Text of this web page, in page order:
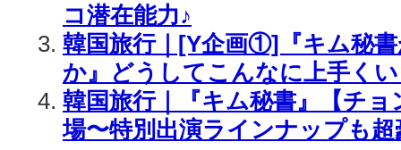
コ潜在能力♪
韓国旅行｜[Y企画①]『キム秘
か』どうしてこんなに上手く
韓国旅行｜『キム秘書』【チ
場〜特別出演ラインナップも超